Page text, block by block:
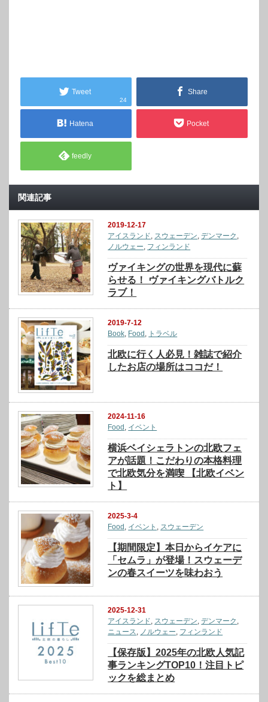
Tweet
24
Share
Hatena Pocket
feedly
関連記事
2019-12-17
アイスランド, スウェーデン,デンマーク ,
ノルウェー, フィンランド
ヴァイキングの世界を現代に蘇
らせる！ ヴァイキングバトルク
ラブ！
2019-7-12
Book, Food , トラベル
北欧に行く人必見！雑誌で紹介
したお店の場所はココだ！
2024-11-16
Food , イベント
横浜ベイシェラトンの北欧フェ
アが話題！こだわりの本格料理
で北欧気分を満喫 【北欧イベン
ト】
2025-3-4
Food , イベント , スウェーデン
【期間限定】本日からイケアに
「セムラ」が登場！スウェーデ
ンの春スイーツを味わおう
2025-12-31
アイスランド, スウェーデン,デンマーク ,
ニュース, ノルウェー, フィンランド
【保存版】2025年の北欧人気記
事ランキングTOP10！注目トピ
ックを総まとめ